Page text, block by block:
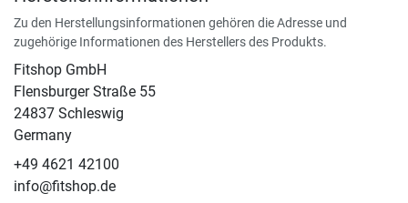
Zu den Herstellungsinformationen gehören die Adresse und
zugehörige Informationen des Herstellers des Produkts.
Fitshop GmbH
Flensburger Straße 55
24837 Schleswig
Germany
+49 4621 42100
info@fitshop.de